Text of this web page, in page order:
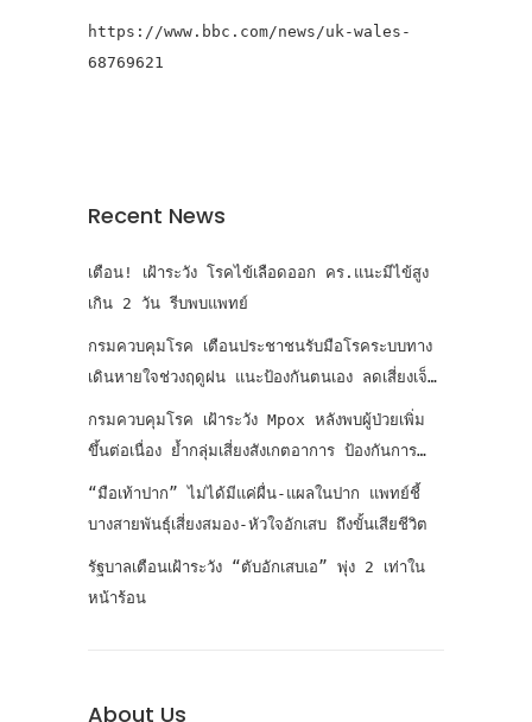
https://www.bbc.com/news/uk-wales-
68769621
Recent News
เตือน! เฝ้าระวัง โรคไข้เลือดออก คร.แนะมีไข้สูง
เกิน 2 วัน รีบพบแพทย์
กรมควบคุมโรค เตือนประชาชนรับมือโรคระบบทาง
เดินหายใจช่วงฤดูฝน แนะป้องกันตนเอง ลดเสี่ยงเจ็บ
กรมควบคุมโรค เฝ้าระวัง Mpox หลังพบผู้ป่วยเพิ่ม
ขึ้นต่อเนื่อง ย้ำกลุ่มเสี่ยงสังเกตอาการ ป้องกันการ
แพร่เชื้อ
“มือเท้าปาก” ไม่ได้มีแค่ผื่น-แผลในปาก แพทย์ชี้
บางสายพันธุ์เสี่ยงสมอง-หัวใจอักเสบ ถึงขั้นเสียชีวิต
รัฐบาลเตือนเฝ้าระวัง “ตับอักเสบเอ” พุ่ง 2 เท่าใน
หน้าร้อน
About Us